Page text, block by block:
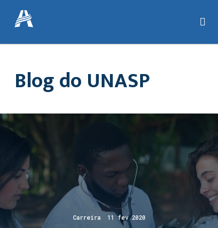
Blog do UNASP
Carreira 11 fev 2020